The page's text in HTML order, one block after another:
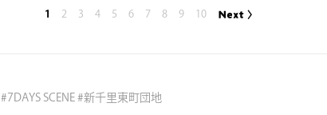
1 2 3 4 5 6 7 8 9 10
#7DAYS SCENE #新千里東町団地